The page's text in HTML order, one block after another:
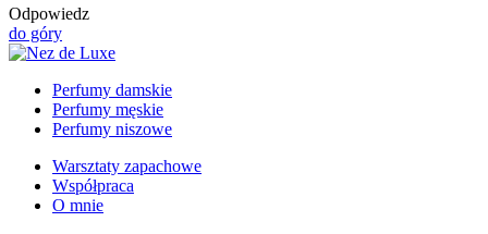
Odpowiedz
do góry
Perfumy damskie
Perfumy męskie
Perfumy niszowe
Warsztaty zapachowe
Współpraca
O mnie